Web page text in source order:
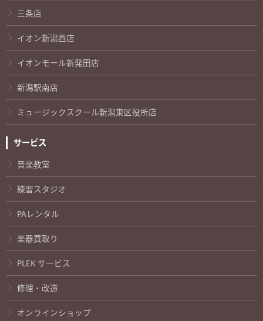
三条店
イオン新潟西店
イオンモール新発田店
新潟駅南店
ミュージックスクール新潟東区役所店
サービス
音楽教室
練習スタジオ
PAレンタル
楽器買取り
PLEK サービス
修理・改造
オンラインショップ